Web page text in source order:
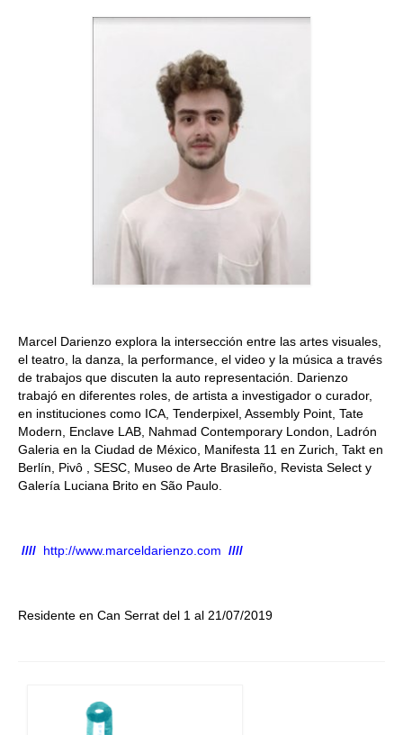
Marcel Darienzo explora la intersección entre las artes visuales,
el teatro, la danza, la performance, el video y la música a través
de trabajos que discuten la auto representación. Darienzo
trabajó en diferentes roles, de artista a investigador o curador,
en instituciones como ICA, Tenderpixel, Assembly Point, Tate
Modern, Enclave LAB, Nahmad Contemporary London, Ladrón
Galeria en la Ciudad de México, Manifesta 11 en Zurich, Takt en
Berlín, Pivô , SESC, Museo de Arte Brasileño, Revista Select y
Galería Luciana Brito en São Paulo.
//// http://www.marceldarienzo.com ////
Residente en Can Serrat del 1 al 21/07/2019